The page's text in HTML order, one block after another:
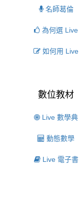
名師葛倫
為何選 Live
如何用 Live
數位教材
Live 數學典
動態數學
Live 電子書